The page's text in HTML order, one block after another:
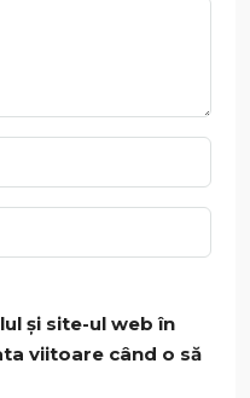
și site-ul web în
viitoare când o să